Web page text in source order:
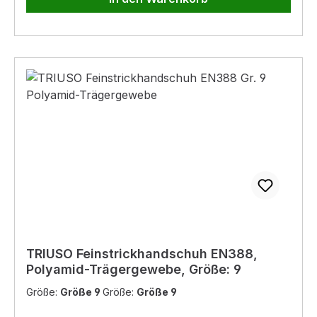
TRIUSO Feinstrickhandschuh EN388,
Polyamid-Trägergewebe, Größe: 9
Größe: Größe 9 Größe: Größe 9